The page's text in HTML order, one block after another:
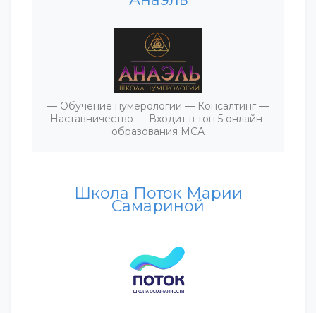
— Обучение нумерологии — Консалтинг —
Наставничество — Входит в топ 5 онлайн-
образования МСА
Школа Поток Марии
Самариной